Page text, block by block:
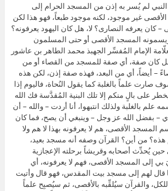
لم يُسر به إذن من المسجد الحرام إلى
غير موجود، لكنه موجود طبعاً، فهو هذا لكن
كان يعرفه النصارى؟ لا، هل كان اليهود يعرفونه؟
المسجد الأقصى أو حتى المسلمون
الإمام المُفسِّر الجهبذ محمد الطاهر بن عاشور
كان صفة، أي صفة للمسجد من القصاء أو من
– أيضاً، أي من البعد، فهذه صفة إذن، لكن هذه
صارت علماً بالغلبة كما يقول النُحاة، فاليوم إذا
على بالٍ منكم إلا تلك البنية المُقدَّسة فك الله
بالغلبة ولذلك انتبهوا، أنا أردت – والله – أن
– بفضل الله عز وجل – وينبغي أن يصح، فما كان
المسجد الأقصى، هم لا يعرفونه بهذا لا هم ولا
هذه؟ من أين؟ القرآن وصفه أنه مسجد بعيد،
يُحدِّث أصحابه وقريشاً برحلته الإعجازية
بي إلى المسجد الأقصى، فهم لا يعرفونه، أي
لهم إلى مسجد بيت المقدس، فهو قال وأتيت
والقرآن سيُلقِّبه بالأقصى، ثم سيُصبِح علماً